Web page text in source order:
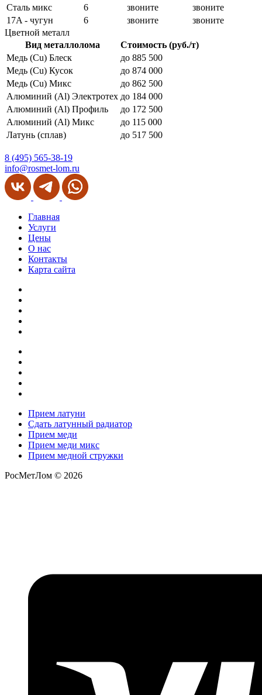
Сталь микс
6 звоните
звоните
17A - чугун
6 звоните
звоните
Цветной металл
Вид металлолома
Стоимость (руб./т)
Медь (Cu) Блеск
до 885 500
Медь (Cu) Кусок
до 874 000
Медь (Cu) Микс
до 862 500
Алюминий (Al) Электротех до 184 000
Алюминий (Al) Профиль
до 172 500
Алюминий (Al) Микс
до 115 000
Латунь (сплав)
до 517 500
8 (495) 565-38-19
info@rosmet-lom.ru
Главная
Услуги
Цены
О нас
Контакты
Карта сайта
Прием латуни
Сдать латунный радиатор
Прием меди
Прием меди микс
Прием медной стружки
РосМетЛом © 2026